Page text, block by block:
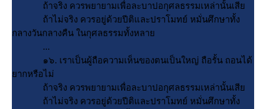
ถ้าจริง ควรพยายามเพื่อละบาปอกุศลธรรมเหล่านั้นเสี
ถ้าไม่จริง ควรอยู่ด้วยปีติและปราโมทย์ หมั่นศึกษาทั้ง
กลางวันกลางคืน ในกุศลธรรมทั้งหลา
...
๑๖. เราเป็นผู้ถือความเห็นของตนเป็นใหญ่ ถือรั้น ถอนได้
ากหรือไม่
ถ้าจริง ควรพยายามเพื่อละบาปอกุศลธรรมเหล่านั้นเสี
ถ้าไม่จริง ควรอยู่ด้วยปีติและปราโมทย์ หมั่นศึกษาทั้ง